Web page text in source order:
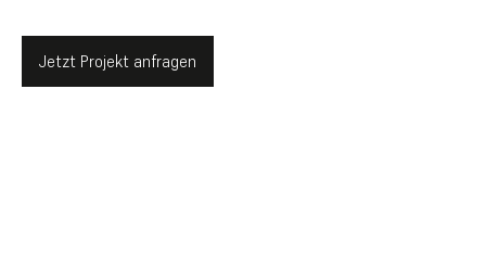
Jetzt Projekt anfragen